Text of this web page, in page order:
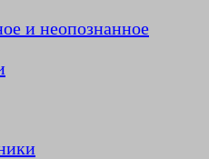
и неопознанное